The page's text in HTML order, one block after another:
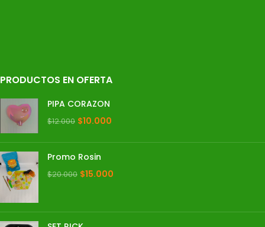
PRODUCTOS EN OFERTA
PIPA CORAZON
$12.000 $10.000
Promo Rosin
$20.000 $15.000